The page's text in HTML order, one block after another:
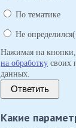
По тематике
Не
Нажимая на кнопки,
на обработку своих
данных.
Ответить
Какие